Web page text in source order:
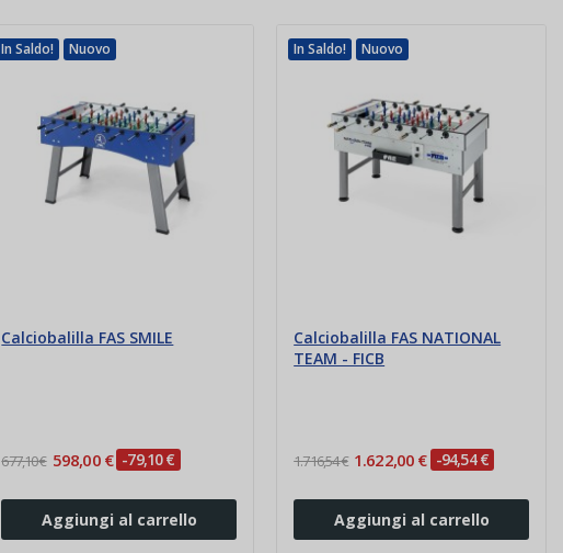
In Saldo! Nuovo
Calciobalilla FAS SMILE
677,10 € 598,00 € -79,10 €
Aggiungi al carrello
In Saldo! Nuovo
Calciobalilla FAS NATIONAL
TEAM - FICB
1.716,54 € 1.622,00 € -94,54 €
Aggiungi al carrello